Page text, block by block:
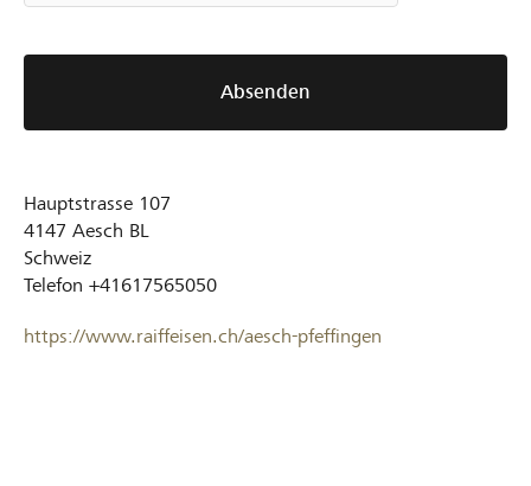
Absenden
Hauptstrasse 107
4147 Aesch BL
Schweiz
Telefon +41617565050
https://www.raiffeisen.ch/aesch-pfeffingen